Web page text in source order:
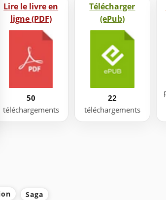
Lire le livre en
ligne (PDF)
50
téléchargements
Télécharger
(ePub)
22
téléchargements
Saga